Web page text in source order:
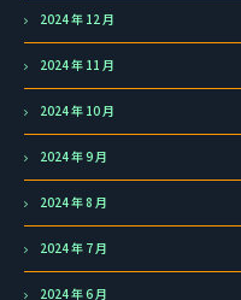
2024 年 12 月
2024 年 11 月
2024 年 10 月
2024 年 9 月
2024 年 8 月
2024 年 7 月
2024 年 6 月